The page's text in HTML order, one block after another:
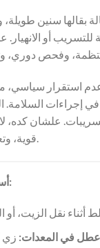
سنين طويلة،
للتسريب أو
استقرار
إجراءات السلامة.
علشان كده،
أسباب تسريب تانكات الزيت ممكن تكون:
عطل في المعدات: